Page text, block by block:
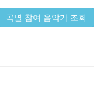
곡별 참여 음악가 조회